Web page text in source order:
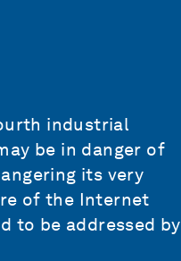
industrial
be in danger of
its very
of the Internet
to be addressed by